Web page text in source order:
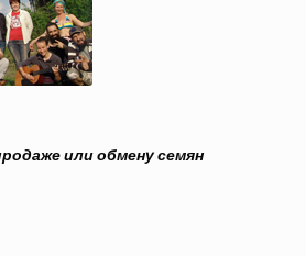
или обмену семян